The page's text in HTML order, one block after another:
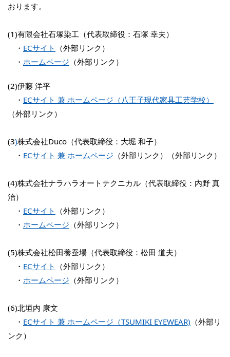
おります。
(1)有限会社石塚染工（代表取締役：石塚 幸夫）
・ ECサイト （外部リンク）
・ ホームページ （外部リンク）
(2)伊藤 洋平
・ ECサイト 兼 ホームページ（八王子現代家具工芸学校）
（外部リンク）
(3)株式会社Duco（代表取締役：大堀 和子）
・ ECサイト 兼 ホームページ （外部リンク）（外部リンク）
(4)株式会社ナラハラオートテクニカル（代表取締役：内野 真
治）
・ ECサイト （外部リンク）
・ ホームページ （外部リンク）
(5)株式会社松田養蚕場（代表取締役：松田 道夫）
・ ECサイト （外部リンク）
・ ホームページ （外部リンク）
(6)北垣内 康文
・ ECサイト 兼 ホームページ（TSUMIKI EYEWEAR) （外部リ
ンク）